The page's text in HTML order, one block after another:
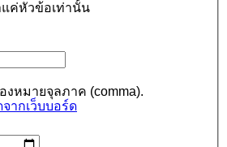
ากเว็บบอร์ด
ค่หัวข้อเท่านั้น
งหมายจุลภาค (comma).